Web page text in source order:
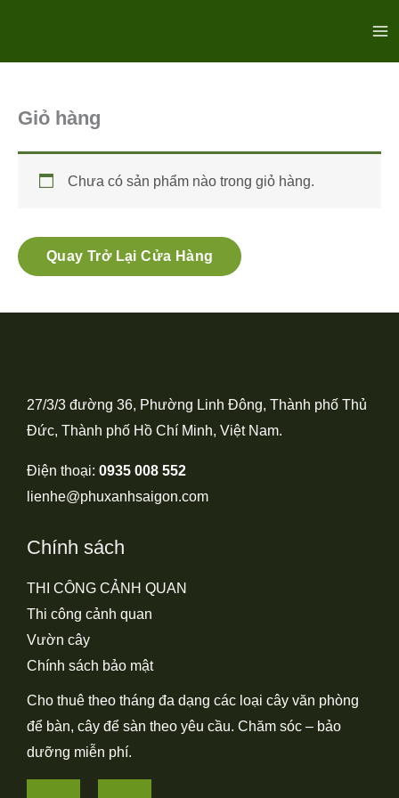
nội
Giỏ hàng
Chưa có sản phẩm nào trong giỏ hàng.
Quay Trở Lại Cửa Hàng
27/3/3 đường 36, Phường Linh Đông, Thành phố Thủ
Đức, Thành phố Hồ Chí Minh, Việt Nam.
Điện thoại: 0935 008 552
lienhe@phuxanhsaigon.com
Chính sách
THI CÔNG CẢNH QUAN
Thi công cảnh quan
Vườn cây
Chính sách bảo mật
Cho thuê theo tháng đa dạng các loại cây văn phòng
để bàn, cây để sàn theo yêu cầu. Chăm sóc – bảo
dưỡng miễn phí.